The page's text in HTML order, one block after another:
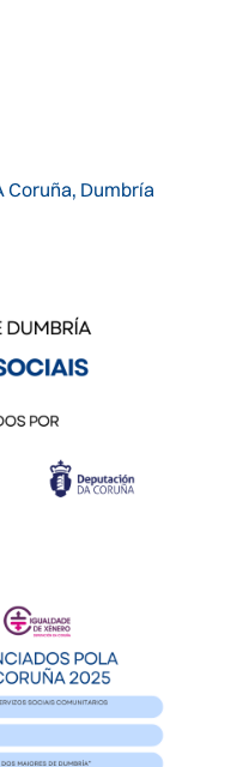
Coruña, Dumbría